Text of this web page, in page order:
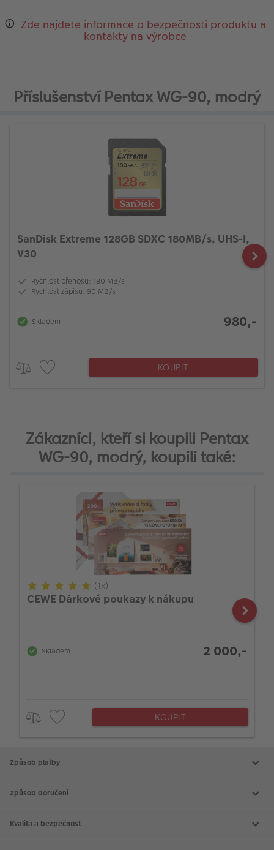
Zde najdete informace o bezpečnosti produktu a
kontakty na výrobce
Příslušenství Pentax WG-90, modrý
SanDisk Extreme 128GB SDXC 180MB/s, UHS-I,
V30
Rychlost přenosu: 180 MB/s
Rychlost zápisu: 90 MB/s
Skladem 980,-
KOUPIT
Zákazníci, kteří si koupili Pentax
WG-90, modrý, koupili také:
(1x)
CEWE Dárkové poukazy k nákupu
Skladem 2 000,-
KOUPIT
Způsob platby
Způsob doručení
Kvalita a bezpečnost